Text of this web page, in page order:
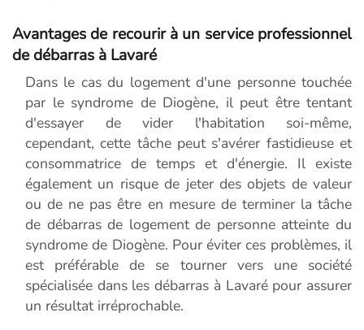
Avantages de recourir à un service professionnel
de débarras à Lavaré
Dans le cas du logement d'une personne touchée
par le syndrome de Diogène, il peut être tentant
d'essayer de vider l'habitation soi-même,
cependant, cette tâche peut s'avérer fastidieuse et
consommatrice de temps et d'énergie. Il existe
également un risque de jeter des objets de valeur
ou de ne pas être en mesure de terminer la tâche
de débarras de logement de personne atteinte du
syndrome de Diogène. Pour éviter ces problèmes, il
est préférable de se tourner vers une société
spécialisée dans les débarras à Lavaré pour assurer
un résultat irréprochable.